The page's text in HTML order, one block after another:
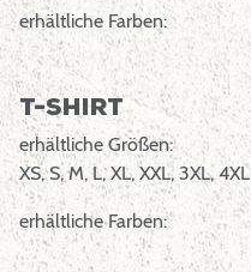
erhältliche Farben:
T-Shirt
erhältliche Größen:
XS, S, M, L, XL, XXL, 3XL, 4XL
erhältliche Farben: